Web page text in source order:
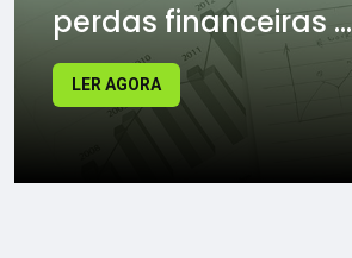
perdas financeiras ...
LER AGORA